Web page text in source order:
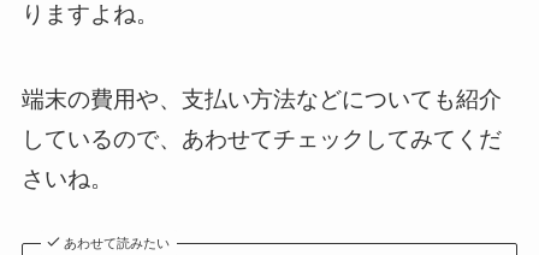
りますよね。
端末の費用や、支払い方法などについても紹介
しているので、あわせてチェックしてみてくだ
さいね。
あわせて読みたい